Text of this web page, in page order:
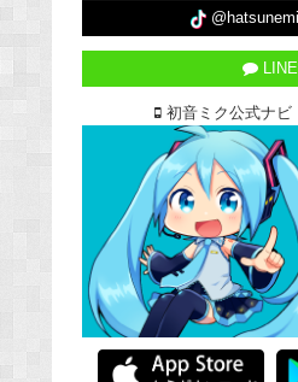
LINE
初音ミク公式ナビ